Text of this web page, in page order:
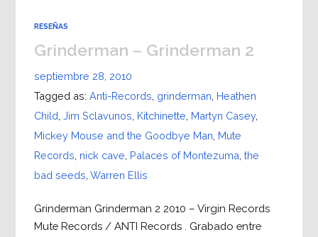
RESEÑAS
Grinderman – Grinderman 2
septiembre 28, 2010
Tagged as: Anti-Records grinderman Heathen
Child Jim Sclavunos Kitchinette Martyn Casey,
Mickey Mouse and the Goodbye Man Mute
Records nick cave Palaces of Montezuma the
bad seeds Warren Ellis
Grinderman Grinderman 2 2010 – Virgin Records
Mute Records / ANTI Records . Grabado entre